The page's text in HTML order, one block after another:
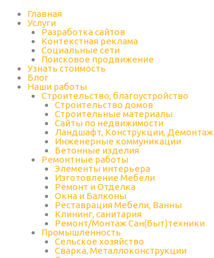
содержимому
Главная
Услуги
Разработка сайтов
Контекстная реклама
Социальные сети
Поисковое продвижение
Узнать стоимость
Блог
Наши работы
Строительство, благоустройство
Строительство домов
Строительные материалы
Сайты по недвижимости
Ландшафт, Конструкции, Демонтаж
Инженерные коммуникации
Бетонные изделия
Ремонтные работы
Элементы интерьера
Изготовление Мебели
Ремонт и Отделка
Окна и Балконы
Реставрация Мебели, Ванны
Клининг, санитария
Ремонт/Монтаж Сан(Быт)техники
Промышленность
Cельское хозяйство
Сварка, Металлоконструкции